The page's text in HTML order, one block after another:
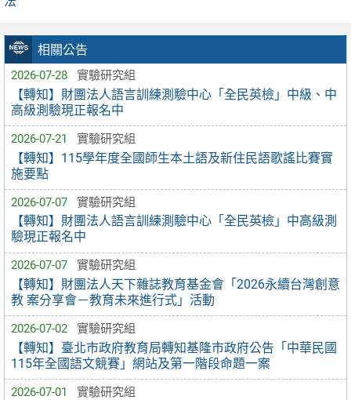
相關公告
2026-07-28 實驗研究組
【轉知】財團法人語言訓練測驗中心「全民英檢」中級、中
高級測驗現正報名中
2026-07-21 實驗研究組
【轉知】115學年度全國師生本土語及新住民語歌謠比賽實
施要點
2026-07-07 實驗研究組
【轉知】財團法人語言訓練測驗中心「全民英檢」中高級測
驗現正報名中
2026-07-07 實驗研究組
【轉知】財團法人天下雜誌教育基金會「2026永續台灣創意
教 案分享會－教育未來進行式」活動
2026-07-02 實驗研究組
【轉知】臺北市政府教育局轉知基隆市政府公告「中華民國
115年全國語文競賽」網站及第一階段命題一案
2026-07-01 實驗研究組